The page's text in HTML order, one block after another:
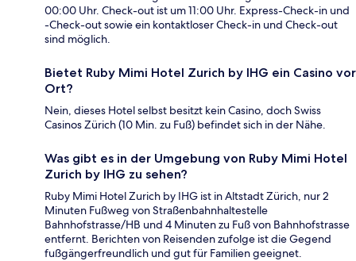
00:00 Uhr. Check-out ist um 11:00 Uhr. Express-Check-in und
-Check-out sowie ein kontaktloser Check-in und Check-out
sind möglich.
Bietet Ruby Mimi Hotel Zurich by IHG ein Casino vor
Ort?
Nein, dieses Hotel selbst besitzt kein Casino, doch Swiss
Casinos Zürich (10 Min. zu Fuß) befindet sich in der Nähe.
Was gibt es in der Umgebung von Ruby Mimi Hotel
Zurich by IHG zu sehen?
Ruby Mimi Hotel Zurich by IHG ist in Altstadt Zürich, nur 2
Minuten Fußweg von Straßenbahnhaltestelle
Bahnhofstrasse/HB und 4 Minuten zu Fuß von Bahnhofstrasse
entfernt. Berichten von Reisenden zufolge ist die Gegend
fußgängerfreundlich und gut für Familien geeignet.